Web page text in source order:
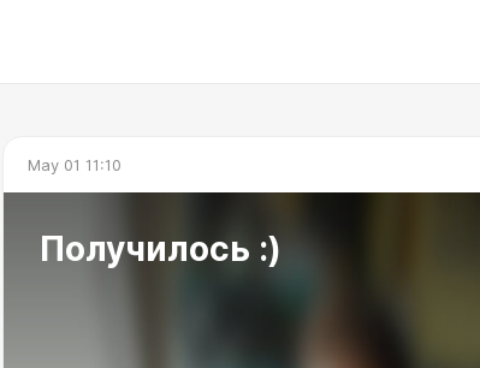
May 01 11:10
Получилось :)